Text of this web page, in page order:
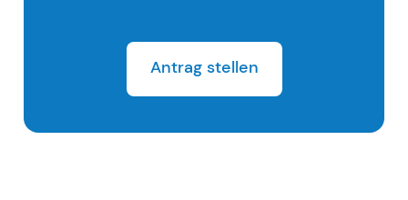
Antrag stellen
Apply Now